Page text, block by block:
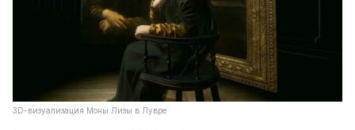
3D-визуализация Моны Лизы в Лувре